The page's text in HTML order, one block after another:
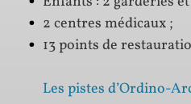
2 centres médicaux ;
13 points de
Les pistes d’Ordino-